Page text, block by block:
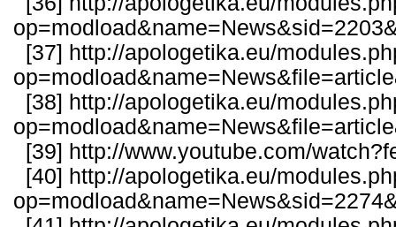
[37] http://apologetika.eu/
[38] http://apologetika.eu/
[39] http://www.youtube.com/
[40] http://apologetika.eu/